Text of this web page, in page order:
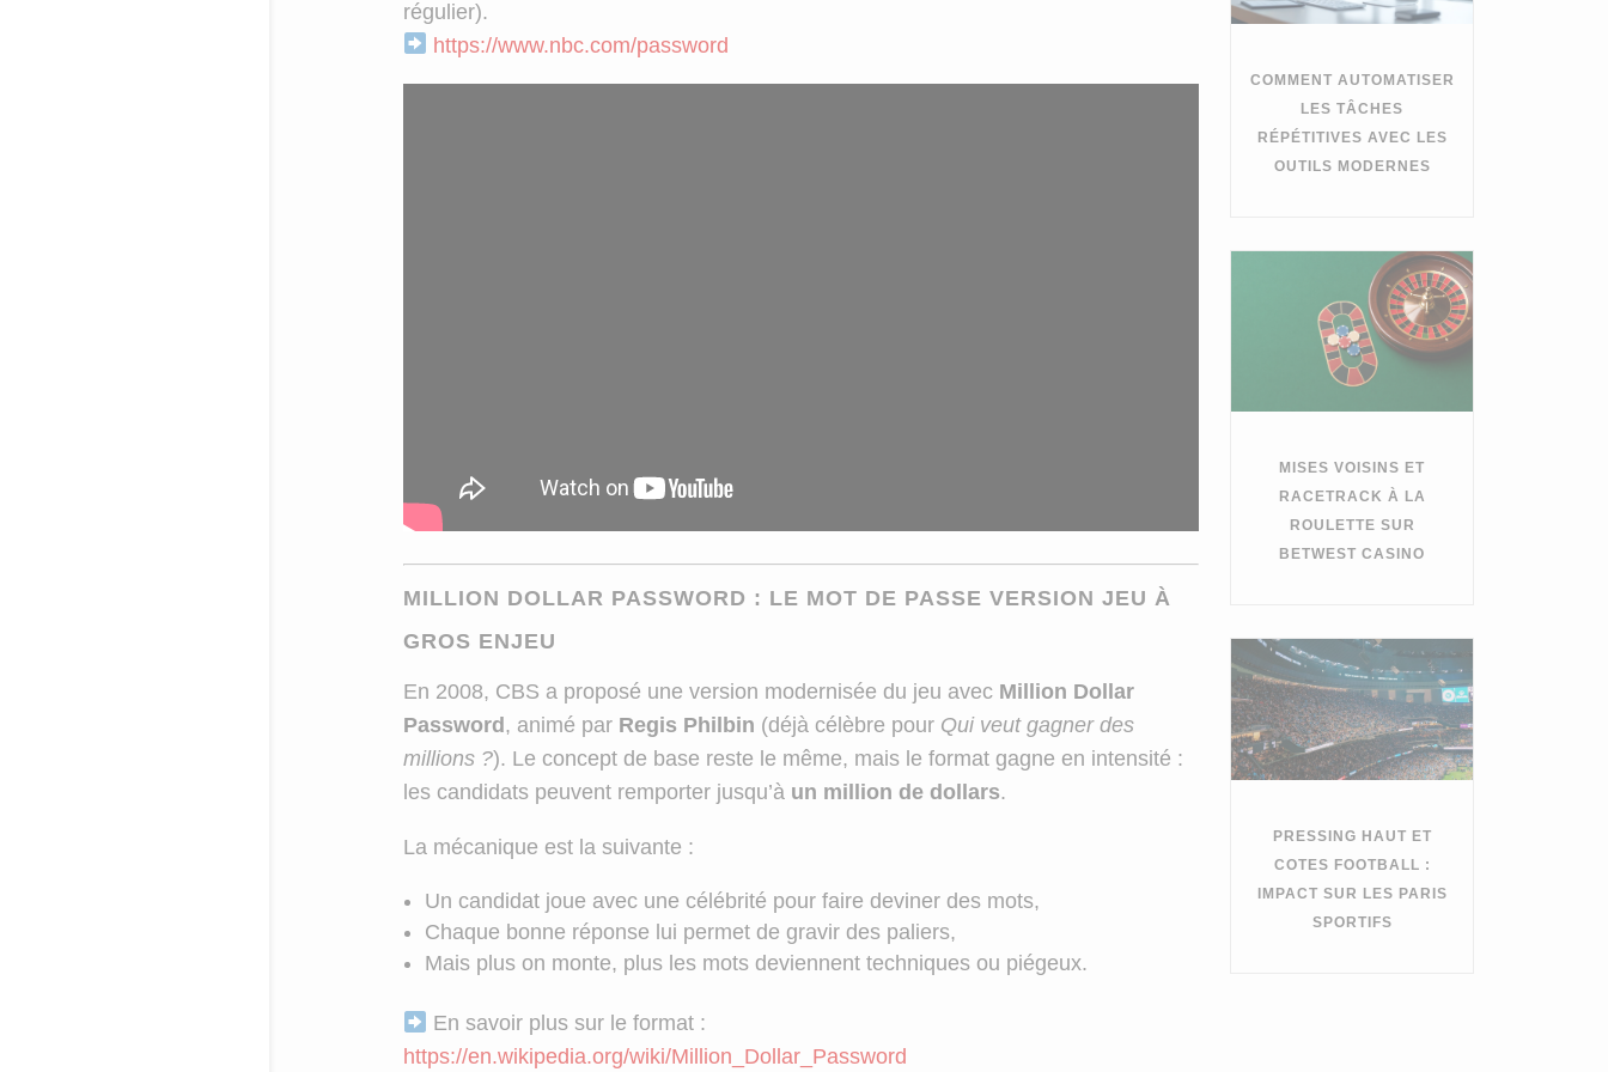
régulier).
https://www.nbc.com/password
MILLION DOLLAR PASSWORD : LE MOT DE PASSE VERSION JEU À
GROS ENJEU
En 2008, CBS a proposé une version modernisée du jeu avec Million Dollar
Password, animé par Regis Philbin (déjà célèbre pour Qui veut gagner des
millions ?). Le concept de base reste le même, mais le format gagne en intensité :
les candidats peuvent remporter jusqu’à un million de dollars.
La mécanique est la suivante :
Un candidat joue avec une célébrité pour faire deviner des mots,
Chaque bonne réponse lui permet de gravir des paliers,
Mais plus on monte, plus les mots deviennent techniques ou piégeux.
En savoir plus sur le format :
https://en.wikipedia.org/wiki/Million_Dollar_Password
COMMENT AUTOMATISER
LES TÂCHES
RÉPÉTITIVES AVEC LES
OUTILS MODERNES
MISES VOISINS ET
RACETRACK À LA
ROULETTE SUR
BETWEST CASINO
PRESSING HAUT ET
COTES FOOTBALL :
IMPACT SUR LES PARIS
SPORTIFS